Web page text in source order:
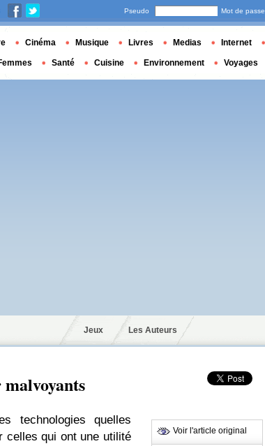
Jeux Les Auteurs
technologies quelles
celles qui ont une utilité
Voir l'article original
Pseudo Mot de passe
Cinéma Musique Livres Medias Internet
Santé Cuisine Environnement Voyages